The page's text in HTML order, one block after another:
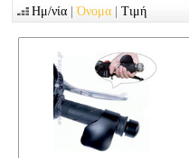
Ημ/νία |Όνομα |Τιμή